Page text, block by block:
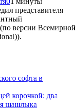
представителя
версии Всемирной
софта в
корочкой: два
шашлыка